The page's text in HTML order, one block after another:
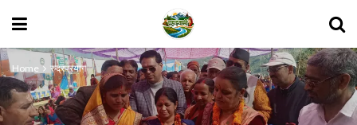
Home रुद्रप्रयाग